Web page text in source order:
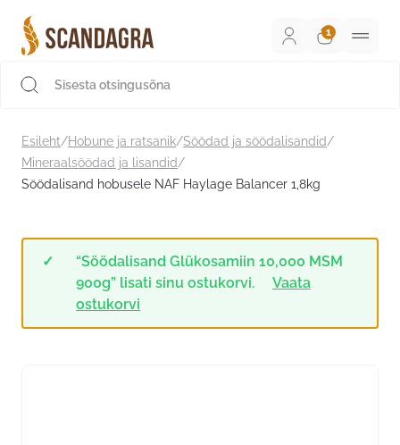
sisu
juurde
Esileht/Hobune ja ratsanik/Söödad ja söödalisandid/
Mineraalsöödad ja lisandid/
Söödalisand hobusele NAF Haylage Balancer 1,8kg
“Söödalisand Glükosamiin 10,000 MSM
900g” lisati sinu ostukorvi.
Vaata
ostukorvi